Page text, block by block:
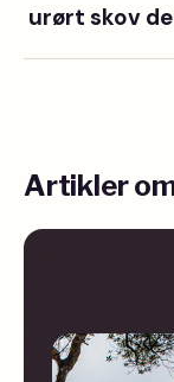
urørt skov
Artikler